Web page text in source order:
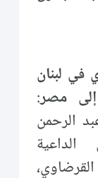
في لبنان
مصر:
الرحمن